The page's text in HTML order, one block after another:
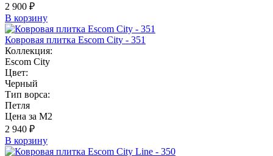
2 900 ₽
В корзину
Ковровая плитка Escom City - 351
Коллекция:
Escom City
Цвет:
Черный
Тип ворса:
Петля
Цена за М2
2 940 ₽
В корзину